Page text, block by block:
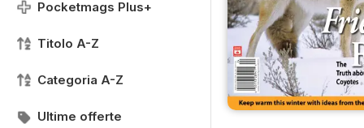
Pocketmags Plus+
Titolo A-Z
Categoria A-Z
Ultime offerte